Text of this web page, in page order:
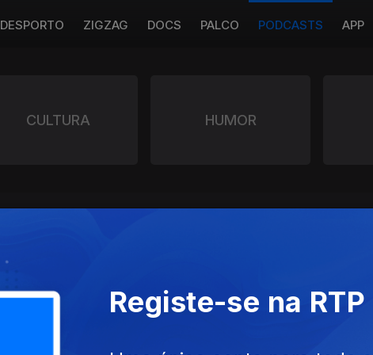
DESPORTO ZIGZAG DOCS PALCO PODCASTS APP
CULTURA HUMOR
Registe-se na RTP